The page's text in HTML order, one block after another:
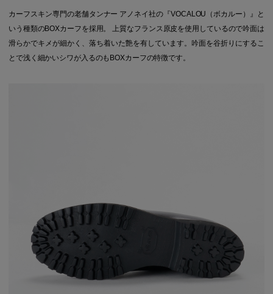
カーフスキン専門の老舗タンナー アノネイ社の『VOCALOU（ボカルー）』と
いう種類のBOXカーフを採用。 上質なフランス原皮を使用しているので吟面は
滑らかでキメが細かく、落ち着いた艶を有しています。吟面を谷折りにするこ
とで浅く細かいシワが入るのもBOXカーフの特徴です。